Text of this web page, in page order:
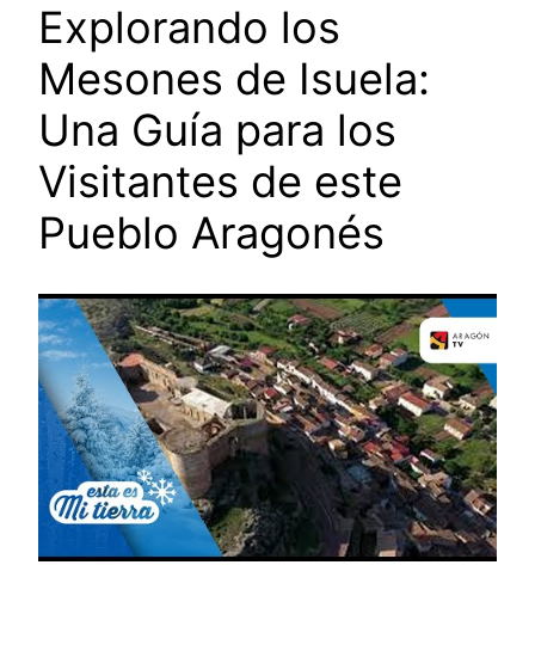
Explorando los
Mesones de Isuela:
Una Guía para los
Visitantes de este
Pueblo Aragonés